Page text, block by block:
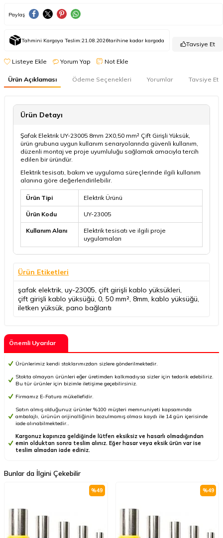
Paylaş
Tahmini Kargoya Teslim:21.08.2026tarihine kadar kargoda Tavsiye Et
Listeye Ekle Yorum Yap Not Ekle
Ürün Açıklaması Ödeme Seçenekleri Yorumlar Tavsiye Et
Ürün Detayı
Şafak Elektrik UY-23005 8mm 2X0,50 mm² Çift Girişli Yüksük,
ürün grubuna uygun kullanım senaryolarında güvenli kullanım,
düzenli montaj ve proje uyumluluğu sağlamak amacıyla tercih
edilen bir üründür.
Elektrik tesisatı, bakım ve uygulama süreçlerinde ilgili kullanım
alanına göre değerlendirilebilir.
Ürün Tipi Elektrik Ürünü
Ürün Kodu UY-23005
Kullanım Alanı
Elektrik tesisatı ve ilgili proje
uygulamaları
Ürün Etiketleri
şafak elektrik, uy-23005, çift girişli kablo yüksükleri,
çift girişli kablo yüksüğü, 0, 50 mm², 8mm, kablo yüksüğü,
iletken yüksük, pano bağlantı
Önemli Uyarılar
Ürünlerimiz kendi stoklarımızdan sizlere gönderilmektedir.
Stokta olmayan ürünleri eğer üretimden kalkmadıysa sizler için tedarik edebiliriz.
Bu tür ürünler için bizimle iletişime geçebilirsiniz.
Firmamız E-Fatura mükellefidir.
Satın almış olduğunuz ürünler %100 müşteri memnuniyeti kapsamında
ambalajlı, ürünün orijinalliğinin bozulmamış olması kaydı ile 14 gün içerisinde
iade alınabilmektedir..
Kargonuz kapınıza geldiğinde lütfen eksiksiz ve hasarlı olmadığından
emin olduktan sonra teslim alınız. Eğer hasar veya eksik ürün var ise
teslim almadan iade ediniz.
Bunlar da İlgini Çekebilir
%49 %49